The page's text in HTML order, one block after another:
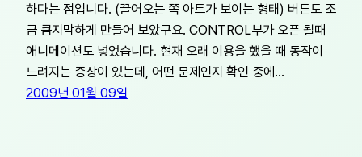
하다는 점입니다. (끌어오는 쪽 아트가 보이는 형태) 버튼도 조
금 큼지막하게 만들어 보았구요. CONTROL부가 오픈 될때
애니메이션도 넣었습니다. 현재 오래 이용을 했을 때 동작이
느려지는 증상이 있는데, 어떤 문제인지 확인 중에…
2009년 01월 09일